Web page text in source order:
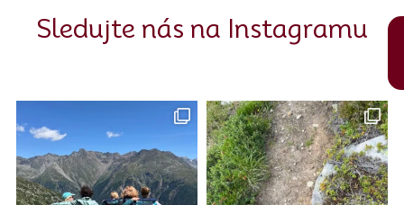
Sledujte nás na Instagramu